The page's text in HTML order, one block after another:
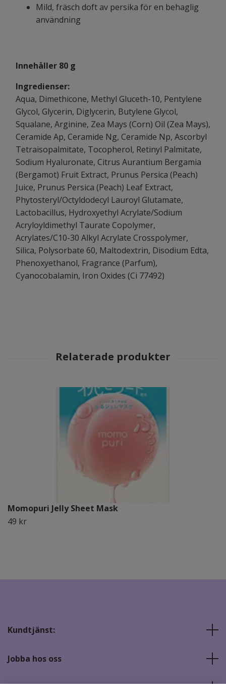
Mild, fräsch doft av persika för en behaglig
användning
Innehåller 80 g
Ingredienser:
Aqua, Dimethicone, Methyl Gluceth-10, Pentylene
Glycol, Glycerin, Diglycerin, Butylene Glycol,
Squalane, Arginine, Zea Mays (Corn) Oil (Zea Mays),
Ceramide Ap, Ceramide Ng, Ceramide Np, Ascorbyl
Tetraisopalmitate, Tocopherol, Retinyl Palmitate,
Sodium Hyaluronate, Citrus Aurantium Bergamia
(Bergamot) Fruit Extract, Prunus Persica (Peach)
Juice, Prunus Persica (Peach) Leaf Extract,
Phytosteryl/Octyldodecyl Lauroyl Glutamate,
Lactobacillus, Hydroxyethyl Acrylate/Sodium
Acryloyldimethyl Taurate Copolymer,
Acrylates/C10-30 Alkyl Acrylate Crosspolymer,
Silica, Polysorbate 60, Maltodextrin, Disodium Edta,
Phenoxyethanol, Fragrance (Parfum),
Cyanocobalamin, Iron Oxides (Ci 77492)
Momopuri Jelly Sheet Mask
49 kr
Kundtjänst:
Jobba hos oss
Sociala medier